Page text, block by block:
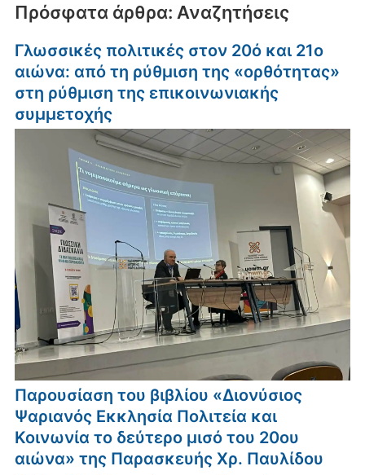
Πρόσφατα άρθρα: Αναζητήσεις
Γλωσσικές πολιτικές στον 20ό και 21ο
αιώνα: από τη ρύθμιση της «ορθότητας»
στη ρύθμιση της επικοινωνιακής
συμμετοχής
Παρουσίαση του βιβλίου «Διονύσιος
Ψαριανός Εκκλησία Πολιτεία και
Κοινωνία το δεύτερο μισό του 20ου
αιώνα» της Παρασκευής Χρ. Παυλίδου